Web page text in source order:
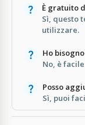
È gratuito
Sì, questo
utilizzare.
Ho
No, è
Posso
Sì, puoi